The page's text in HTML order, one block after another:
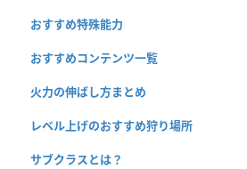
おすすめ特殊能力
おすすめコンテンツ一覧
火力の伸ばし方まとめ
レベル上げのおすすめ狩り場所
サブクラスとは？